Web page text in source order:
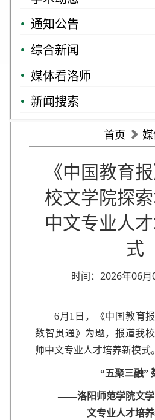
通知公告
综合新闻
媒体看洛师
新闻搜索
首页
《中国教育
校文学院探
中文专业人
式
时间：2026年06
6月1日，《中国教育
数智贯通》为题，报道我
师中文专业人才培养新模式。
“五聚三融”
——洛阳师范学院文学
文专业人才培